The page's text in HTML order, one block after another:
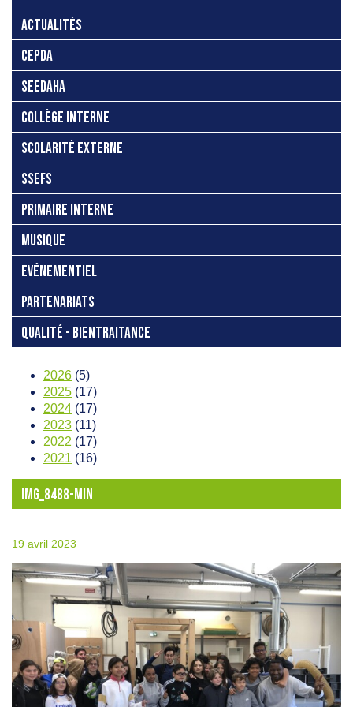
ACTUALITÉS
CEPDA
SEEDAHA
COLLÈGE INTERNE
SCOLARITÉ EXTERNE
SSEFS
PRIMAIRE INTERNE
MUSIQUE
EVÉNEMENTIEL
PARTENARIATS
QUALITÉ - BIENTRAITANCE
2026 (5)
2025 (17)
2024 (17)
2023 (11)
2022 (17)
2021 (16)
IMG_8488-MIN
19 avril 2023